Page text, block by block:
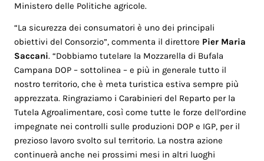
Ministero delle Politiche agricole.
“La sicurezza dei consumatori è uno dei principali
obiettivi del Consorzio”, commenta il direttore Pier Maria
Saccani. “Dobbiamo tutelare la Mozzarella di Bufala
Campana DOP – sottolinea – e più in generale tutto il
nostro territorio, che è meta turistica estiva sempre più
apprezzata. Ringraziamo i Carabinieri del Reparto per la
Tutela Agroalimentare, così come tutte le forze dell’ordine
impegnate nei controlli sulle produzioni DOP e IGP, per il
prezioso lavoro svolto sul territorio. La nostra azione
continuerà anche nei prossimi mesi in altri luoghi